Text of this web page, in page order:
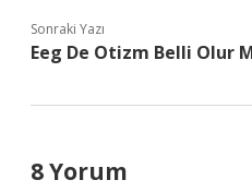
Sonraki Yazı
Eeg De Otizm Belli Olur
8 Yorum